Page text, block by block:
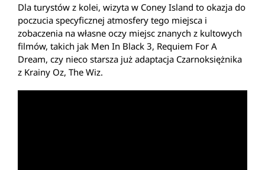
Dla turystów z kolei, wizyta w Coney Island to okazja do
poczucia specyficznej atmosfery tego miejsca i
zobaczenia na własne oczy miejsc znanych z kultowych
filmów, takich jak Men In Black 3, Requiem For A
Dream, czy nieco starsza już adaptacja Czarnoksiężnika
z Krainy Oz, The Wiz.